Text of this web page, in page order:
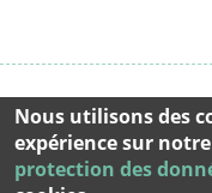
Nous utilisons des
expérience sur
protection des